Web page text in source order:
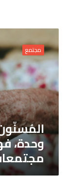
المُسنّون
في
إسبانيا
يعيشون
في
وحدة،
فهل
الأمر
ذاته
في
مجتمعات
المهاجرين؟
مجتمع
وحدة،